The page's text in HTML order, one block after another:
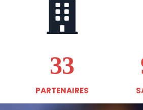
33
PARTENAIRES